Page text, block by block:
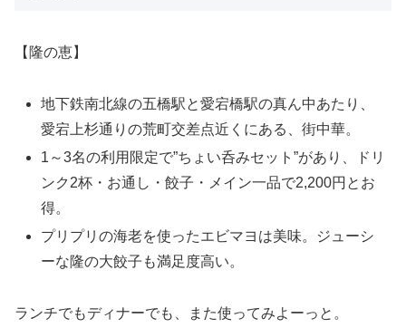
【隆の恵】
地下鉄南北線の五橋駅と愛宕橋駅の真ん中あたり、
愛宕上杉通りの荒町交差点近くにある、街中華。
1～3名の利用限定で”ちょい呑みセット”があり、ドリ
ンク2杯・お通し・餃子・メイン一品で2,200円とお
得。
プリプリの海老を使ったエビマヨは美味。ジューシ
ーな隆の大餃子も満足度高い。
ランチでもディナーでも、また使ってみよーっと。